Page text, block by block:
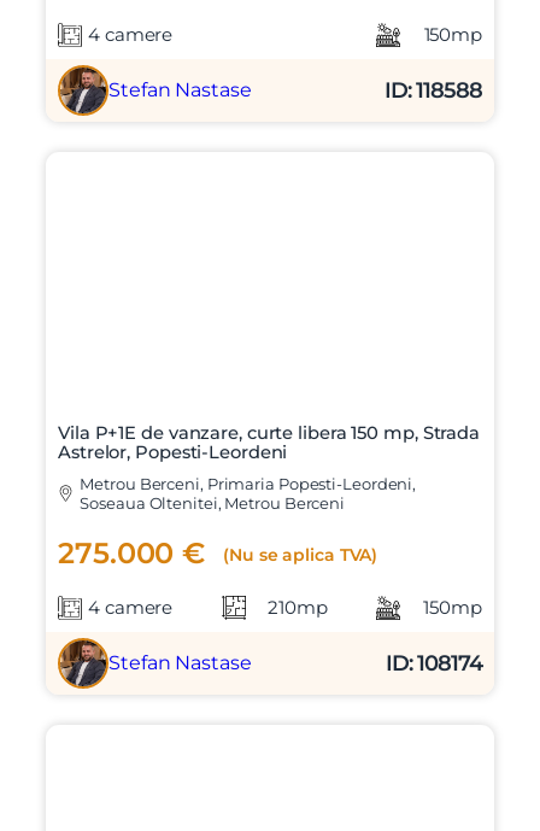
4 camere 150mp
Stefan Nastase ID: 118588
Vila P+1E de vanzare, curte libera 150 mp, Strada
Astrelor, Popesti-Leordeni
Metrou Berceni, Primaria Popesti-Leordeni,
Soseaua Oltenitei, Metrou Berceni
275.000 € (Nu se aplica TVA)
4 camere 210mp 150mp
Stefan Nastase ID: 108174